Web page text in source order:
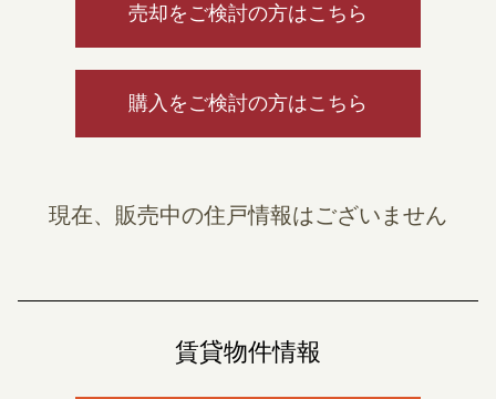
売却をご検討の方はこちら
購入をご検討の方はこちら
現在、販売中の住戸情報はございません
賃貸物件情報